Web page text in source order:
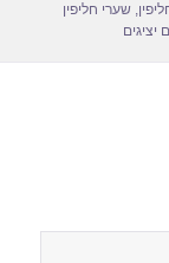
,שערי חליפין
יציגים